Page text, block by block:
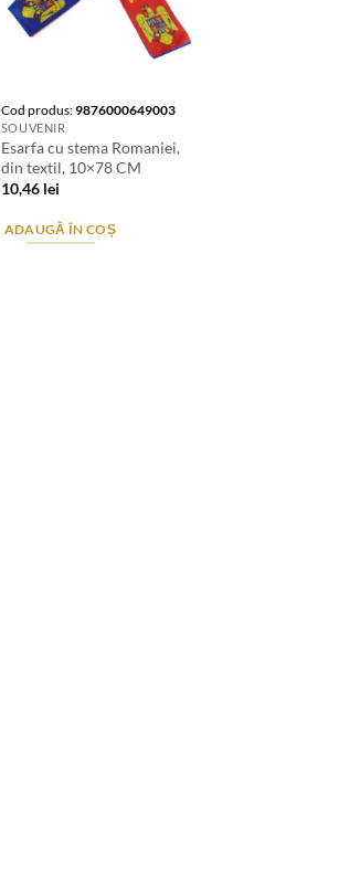
Cod produs:9876000649003
SOUVENIR
Esarfa cu stema Romaniei,
din textil, 10×78 CM
10,46 lei
ADAUGĂ ÎN COȘ